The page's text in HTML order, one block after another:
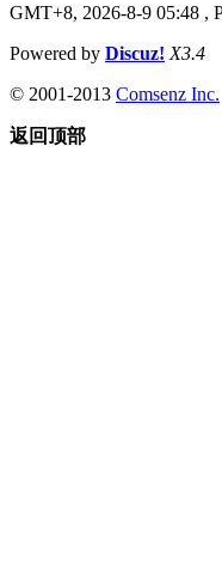
GMT+8, 2026-8-9 05:48 ,
Powered by Discuz! X3.4
© 2001-2013 Comsenz Inc.
返回顶部